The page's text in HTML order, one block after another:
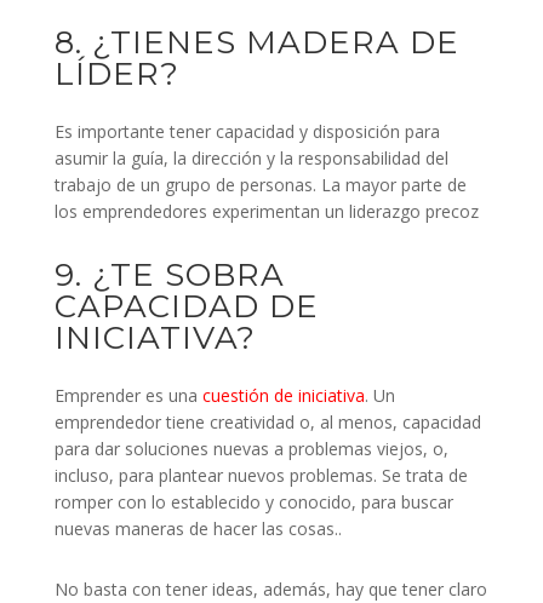
8. ¿TIENES MADERA DE
LÍDER?
Es importante tener capacidad y disposición para
asumir la guía, la dirección y la responsabilidad del
trabajo de un grupo de personas. La mayor parte de
los emprendedores experimentan un liderazgo precoz
9. ¿TE SOBRA
CAPACIDAD DE
INICIATIVA?
Emprender es una cuestión de iniciativa. Un
emprendedor tiene creatividad o, al menos, capacidad
para dar soluciones nuevas a problemas viejos, o,
incluso, para plantear nuevos problemas. Se trata de
romper con lo establecido y conocido, para buscar
nuevas maneras de hacer las cosas..
No basta con tener ideas, además, hay que tener claro